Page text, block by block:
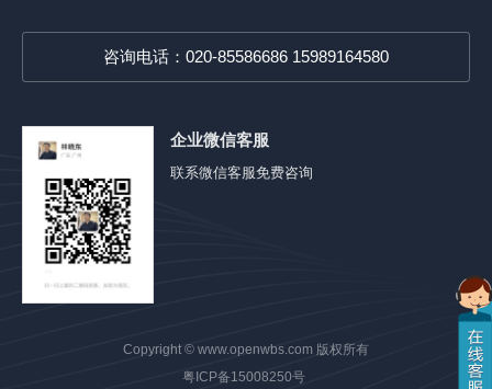
咨询电话：020-85586686 15989164580
企业微信客服
联系微信客服免费咨询
Copyright © www.openwbs.com 版权所有
粤ICP备15008250号